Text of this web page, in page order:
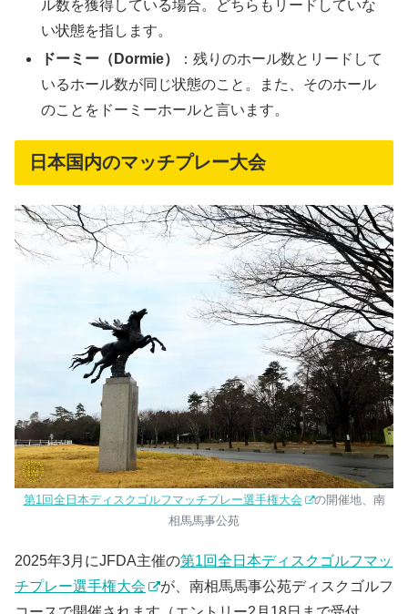
ル数を獲得している場合。どちらもリードしていな
い状態を指します。
ドーミー（Dormie）
：残りのホール数とリードして
いるホール数が同じ状態のこと。また、そのホール
のことをドーミーホールと言います。
日本国内のマッチプレー大会
第1回全日本ディスクゴルフマッチプレー選手権大会
の開催地、南
相馬馬事公苑
2025年3月にJFDA主催の第1回全日本ディスクゴルフマッ
チプレー選手権大会
が、南相馬馬事公苑ディスクゴルフ